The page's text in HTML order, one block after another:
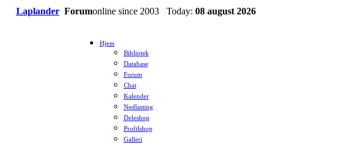
Laplander Forumonline since 2003 Today: 08 august 2026
Hjem
Bibliotek
Database
Forum
Chat
Kalender
Nedlasting
Deleshop
Profilshop
Galleri